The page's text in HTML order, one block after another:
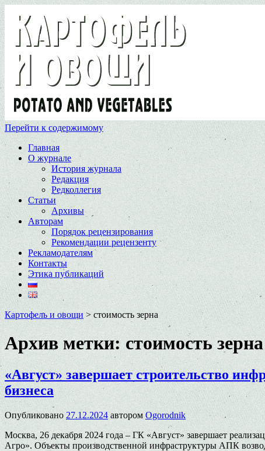
Перейти к содержимому
Главная
О журнале
История журнала
Редакция
Редколлегия
Статьи
Архивы
Авторам
Порядок рецензирования
Рекомендации рецензенту
Рекламодателям
Контакты
Этика публикаций
Картофель и овощи > стоимость зерна
Архив метки: стоимость зерна
«Август» завершает строительство
бизнеса
Опубликовано 27.12.2024 автором Ogorodnik
Москва, 26 декабря 2024 года – ГК «Август» завершает
Агро». Объекты производственной инфраструктуры АПК